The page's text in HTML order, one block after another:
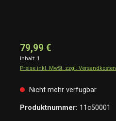
79,99 €
Inhalt: 1
Preise inkl. MwSt. zzgl. Versandkosten
Nicht mehr verfügbar
Produktnummer: 11c50001